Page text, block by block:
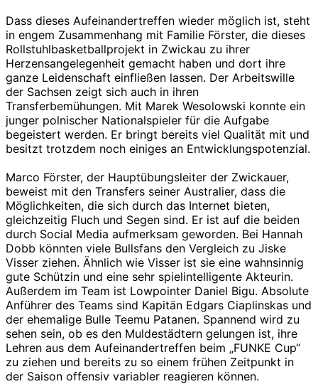
Dass dieses Aufeinandertreffen wieder möglich ist, steht
in engem Zusammenhang mit Familie Förster, die dieses
Rollstuhlbasketballprojekt in Zwickau zu ihrer
Herzensangelegenheit gemacht haben und dort ihre
ganze Leidenschaft einfließen lassen. Der Arbeitswille
der Sachsen zeigt sich auch in ihren
Transferbemühungen. Mit Marek Wesolowski konnte ein
junger polnischer Nationalspieler für die Aufgabe
begeistert werden. Er bringt bereits viel Qualität mit und
besitzt trotzdem noch einiges an Entwicklungspotenzial.
Marco Förster, der Hauptübungsleiter der Zwickauer,
beweist mit den Transfers seiner Australier, dass die
Möglichkeiten, die sich durch das Internet bieten,
gleichzeitig Fluch und Segen sind. Er ist auf die beiden
durch Social Media aufmerksam geworden. Bei Hannah
Dobb könnten viele Bullsfans den Vergleich zu Jiske
Visser ziehen. Ähnlich wie Visser ist sie eine wahnsinnig
gute Schützin und eine sehr spielintelligente Akteurin.
Außerdem im Team ist Lowpointer Daniel Bigu. Absolute
Anführer des Teams sind Kapitän Edgars Ciaplinskas und
der ehemalige Bulle Teemu Patanen. Spannend wird zu
sehen sein, ob es den Muldestädtern gelungen ist, ihre
Lehren aus dem Aufeinandertreffen beim „FUNKE Cup“
zu ziehen und bereits zu so einem frühen Zeitpunkt in
der Saison offensiv variabler reagieren können.